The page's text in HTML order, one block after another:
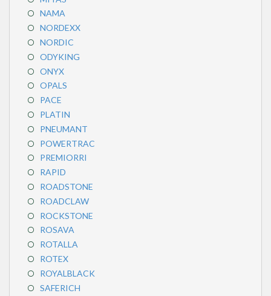
NAMA
NORDEXX
NORDIC
ODYKING
ONYX
OPALS
PACE
PLATIN
PNEUMANT
POWERTRAC
PREMIORRI
RAPID
ROADSTONE
ROADCLAW
ROCKSTONE
ROSAVA
ROTALLA
ROTEX
ROYALBLACK
SAFERICH